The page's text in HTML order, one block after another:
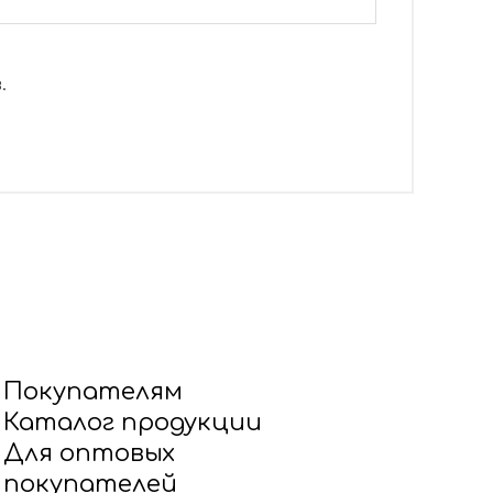
Покупателям
Каталог продукции
Для оптовых
покупателей